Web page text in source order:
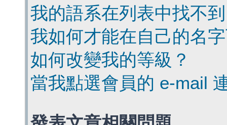
我的語系在列表中找不
我如何才能在自己的名
如何改變我的等級？
當我點選會員的 e-mail